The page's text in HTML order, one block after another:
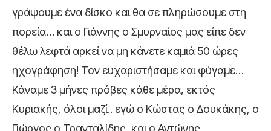
γράψουμε ένα δίσκο και θα σε πληρώσουμε στη
πορεία… και ο Γιάννης ο Σμυρναίος μας είπε δεν
θέλω λεφτά αρκεί να μη κάνετε καμιά 50 ώρες
ηχογράφηση! Τον ευχαριστήσαμε και φύγαμε…
Κάναμε 3 μήνες πρόβες κάθε μέρα, εκτός
Κυριακής, όλοι μαζί.. εγώ ο Κώστας ο Δουκάκης, ο
Γιώργος ο Τρανταλίδης, και ο Αντώνης